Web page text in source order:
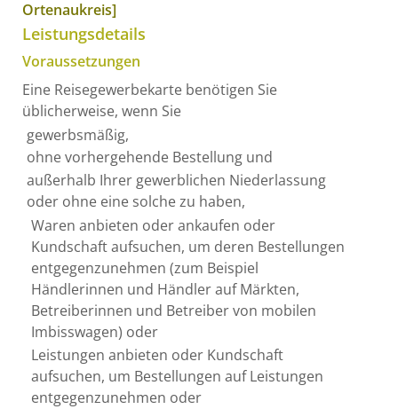
Ortenaukreis]
Leistungsdetails
Voraussetzungen
Eine Reisegewerbekarte benötigen Sie
üblicherweise, wenn Sie
gewerbsmäßig,
ohne vorhergehende Bestellung und
außerhalb Ihrer gewerblichen Niederlassung
oder ohne eine solche zu haben,
Waren anbieten oder ankaufen oder
Kundschaft aufsuchen, um deren Bestellungen
entgegenzunehmen (zum Beispiel
Händlerinnen und Händler auf Märkten,
Betreiberinnen und Betreiber von mobilen
Imbisswagen) oder
Leistungen anbieten oder Kundschaft
aufsuchen, um Bestellungen auf Leistungen
entgegenzunehmen oder